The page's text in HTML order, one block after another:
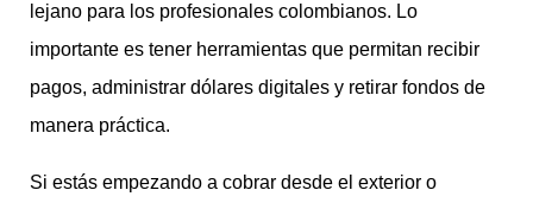
lejano para los profesionales colombianos. Lo
importante es tener herramientas que permitan recibir
pagos, administrar dólares digitales y retirar fondos de
manera práctica.
Si estás empezando a cobrar desde el exterior o